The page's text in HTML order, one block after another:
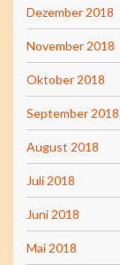
Dezember 2018
November 2018
Oktober 2018
September 2018
August 2018
Juli 2018
Juni 2018
Mai 2018